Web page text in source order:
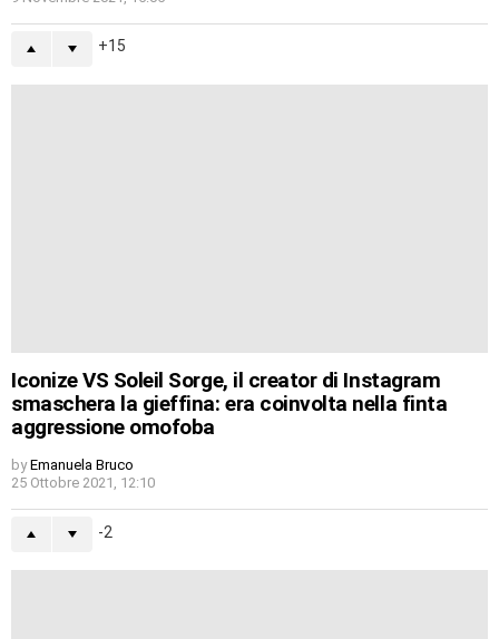
15
Iconize VS Soleil Sorge, il creator di Instagram
smaschera la gieffina: era coinvolta nella finta
aggressione omofoba
by Emanuela Bruco
25 Ottobre 2021, 12:10
-2